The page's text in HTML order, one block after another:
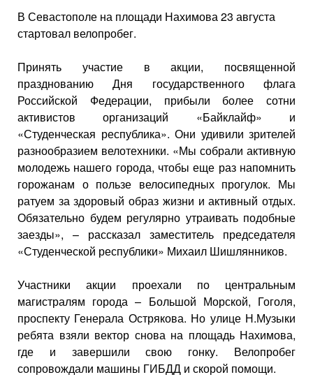
В Севастополе на площади Нахимова 23 августа
стартовал велопробег.
Принять участие в акции, посвященной
празднованию Дня государственного флага
Российской Федерации, прибыли более сотни
активистов организаций «Байклайф» и
«Студенческая республика». Они удивили зрителей
разнообразием велотехники. «Мы собрали активную
молодежь нашего города, чтобы еще раз напомнить
горожанам о пользе велосипедных прогулок. Мы
ратуем за здоровый образ жизни и активный отдых.
Обязательно будем регулярно утраивать подобные
заезды», – рассказал заместитель председателя
«Студенческой республики» Михаил Шишлянников.
Участники акции проехали по центральным
магистралям города – Большой Морской, Гоголя,
проспекту Генерала Острякова. Но улице Н.Музыки
ребята взяли вектор снова на площадь Нахимова,
где и завершили свою гонку. Велопробег
сопровождали машины ГИБДД и скорой помощи.